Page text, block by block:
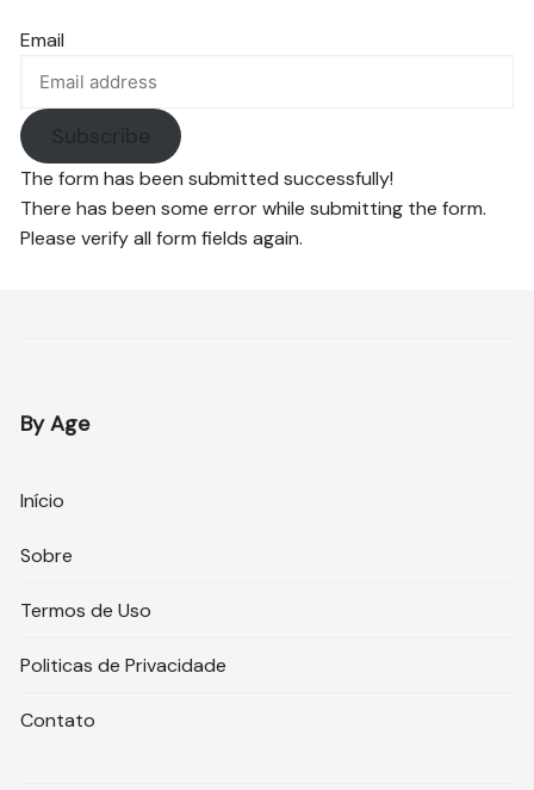
Email
Subscribe
The form has been submitted successfully!
There has been some error while submitting the form.
Please verify all form fields again.
By Age
Início
Sobre
Termos de Uso
Politicas de Privacidade
Contato